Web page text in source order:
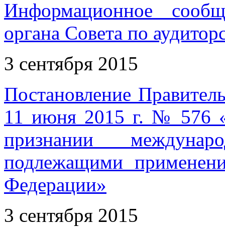
Информационное
органа Совета по
3 сентября 2015
Постановление
11 июня 2015 г. № 576
признании
подлежащими
Федерации»
3 сентября 2015